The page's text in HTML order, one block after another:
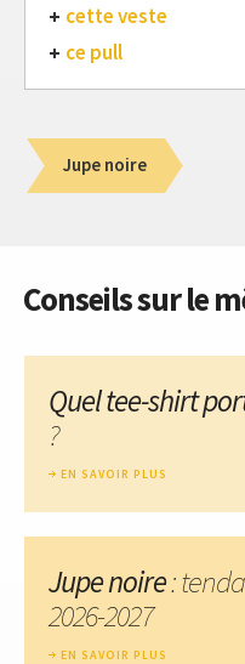
cette veste
ce pull
Jupe noire
Conseils sur le
Quel tee-shirt
?
EN SAVOIR PLUS
Jupe noire:
2026-2027
EN SAVOIR PLUS